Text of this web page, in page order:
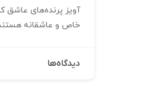
خاص و عاشقانه
دیدگاه‌ها